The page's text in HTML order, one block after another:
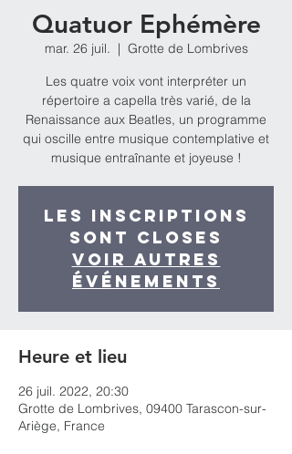
Quatuor Ephémère
mar. 26 juil.
  |
Grotte de Lombrives
Les quatre voix vont interpréter un
répertoire a capella très varié, de la
Renaissance aux Beatles, un programme
qui oscille entre musique contemplative et
musique entraînante et joyeuse !
Les inscriptions
sont closes
Voir autres
événements
Heure et lieu
26 juil. 2022, 20:30
Grotte de Lombrives, 09400 Tarascon-sur-
Ariège, France